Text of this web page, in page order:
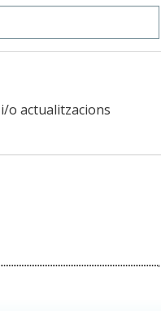
o actualitzacions